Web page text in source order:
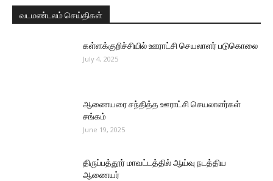
வடமண்டலம் செய்திகள்
கள்ளக்குறிச்சியில் ஊராட்சி செயலாளர் படுகொலை
July 4, 2025
ஆணையரை சந்தித்த ஊராட்சி செயலாளர்கள்
சங்கம்
June 19, 2025
திருப்பத்தூர் மாவட்டத்தில் ஆய்வு நடத்திய
ஆணையர்